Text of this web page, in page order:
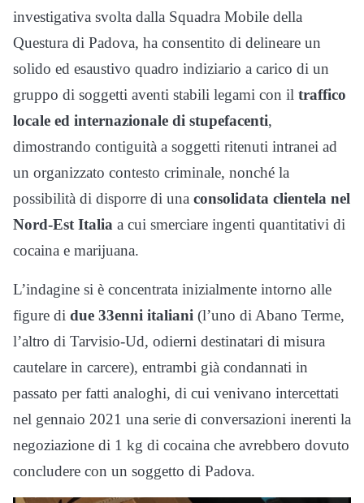
investigativa svolta dalla Squadra Mobile della
Questura di Padova, ha consentito di delineare un
solido ed esaustivo quadro indiziario a carico di un
gruppo di soggetti aventi stabili legami con il traffico
locale ed internazionale di stupefacenti,
dimostrando contiguità a soggetti ritenuti intranei ad
un organizzato contesto criminale, nonché la
possibilità di disporre di una consolidata clientela nel
Nord-Est Italia a cui smerciare ingenti quantitativi di
cocaina e marijuana.
L’indagine si è concentrata inizialmente intorno alle
figure di due 33enni italiani (l’uno di Abano Terme,
l’altro di Tarvisio-Ud, odierni destinatari di misura
cautelare in carcere), entrambi già condannati in
passato per fatti analoghi, di cui venivano intercettati
nel gennaio 2021 una serie di conversazioni inerenti la
negoziazione di 1 kg di cocaina che avrebbero dovuto
concludere con un soggetto di Padova.